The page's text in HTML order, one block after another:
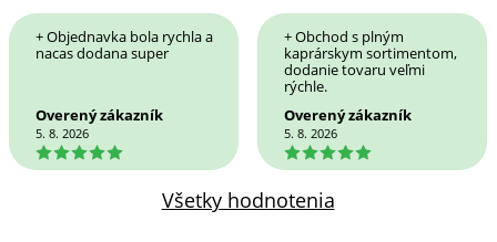
+ Objednavka bola rychla a
nacas dodana super
Overený zákazník
5. 8. 2026
5
+ Obchod s plným
kaprárskym sortimentom,
dodanie tovaru veľmi
rýchle.
Overený zákazník
5. 8. 2026
5
Všetky hodnotenia